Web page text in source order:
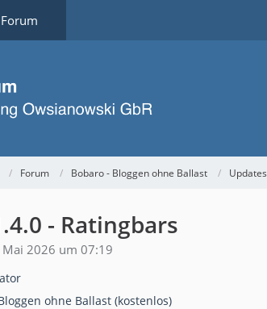
Forum
Forum Bobaro - Bloggen ohne Ballast Updates
- Ratingbars
Mai 2026 um 07:19
ohne Ballast (kostenlos)